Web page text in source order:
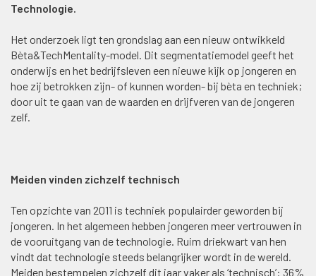
Technologie.
Het onderzoek ligt ten grondslag aan een nieuw ontwikkeld
Bèta&TechMentality-model. Dit segmentatiemodel geeft het
onderwijs en het bedrijfsleven een nieuwe kijk op jongeren en
hoe zij betrokken zijn- of kunnen worden- bij bèta en techniek;
door uit te gaan van de waarden en drijfveren van de jongeren
zelf.
Meiden vinden zichzelf technisch
Ten opzichte van 2011 is techniek populairder geworden bij
jongeren. In het algemeen hebben jongeren meer vertrouwen in
de vooruitgang van de technologie. Ruim driekwart van hen
vindt dat technologie steeds belangrijker wordt in de wereld.
Meiden bestempelen zichzelf dit jaar vaker als ‘technisch’: 36%